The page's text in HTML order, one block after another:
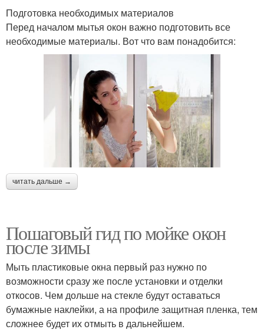
Подготовка необходимых материалов
Перед началом мытья окон важно подготовить все
необходимые материалы. Вот что вам понадобится:
читать дальше →
Пошаговый гид по мойке окон
после зимы
Мыть пластиковые окна первый раз нужно по
возможности сразу же после установки и отделки
откосов. Чем дольше на стекле будут оставаться
бумажные наклейки, а на профиле защитная пленка, тем
сложнее будет их отмыть в дальнейшем.